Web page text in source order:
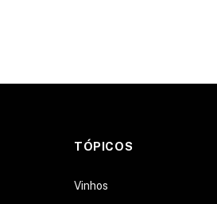
TÓPICOS
Vinhos